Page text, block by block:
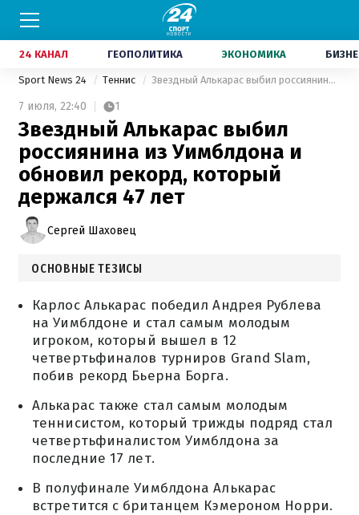
24 КАНАЛ ГЕОПОЛИТИКА ЭКОНОМИКА
Sport News 24 Теннис Звездный Алькарас выбил россиянина из Уимблдона и обновил рекорд, который держался 47 лет
7 июля, 22:40 1
Звездный Алькарас выбил
россиянина из Уимблдона и
обновил рекорд, который
держался 47 лет
Сергей Шаховец
ОСНОВНЫЕ ТЕЗИСЫ
Карлос Алькарас победил Андрея Рублева
на Уимблдоне и стал самым молодым
игроком, который вышел в 12
четвертьфиналов турниров Grand Slam,
побив рекорд Бьерна Борга.
Алькарас также стал самым молодым
теннисистом, который трижды подряд стал
четвертьфиналистом Уимблдона за
последние 17 лет.
В полуфинале Уимблдона Алькарас
встретится с британцем Кэмероном Норри.